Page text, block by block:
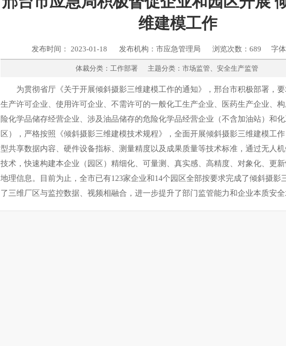
维建模工作
发布时间： 2023-01-18 发布机构：市应急管理局 浏览次数：689 字
体裁分类：工作部署 主题分类：市场监管、安全生产监管
为贯彻省厅《关于开展倾斜摄影三维建模工作的通知》，邢台市积极部署，
生产许可企业、使用许可企业、不需许可的一般化工生产企业、医药生产企业、
险化学品储存经营企业、涉及油品储存的危险化学品经营企业（不含加油站）和
区），严格按照《倾斜摄影三维建模技术规程》，全面开展倾斜摄影三维建模工
型共享数据内容、硬件设备指标、测量精度以及成果质量等技术标准，通过无人
技术，快速构建本企业（园区）精细化、可量测、真实感、高精度、对象化、更
地理信息。目前为止，全市已有123家企业和14个园区全部按要求完成了倾斜摄影
了三维厂区与监控数据、视频相融合，进一步提升了部门监管能力和企业本质安全